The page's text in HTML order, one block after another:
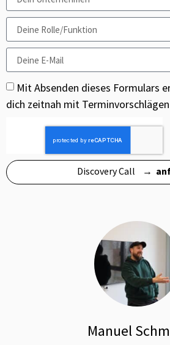
Mit Absenden dieses Formulars
dich zeitnah mit
Discovery Call →
Manuel